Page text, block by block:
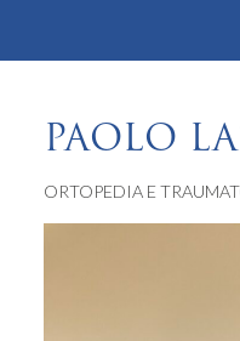
PAOLO
ORTOPEDIA E